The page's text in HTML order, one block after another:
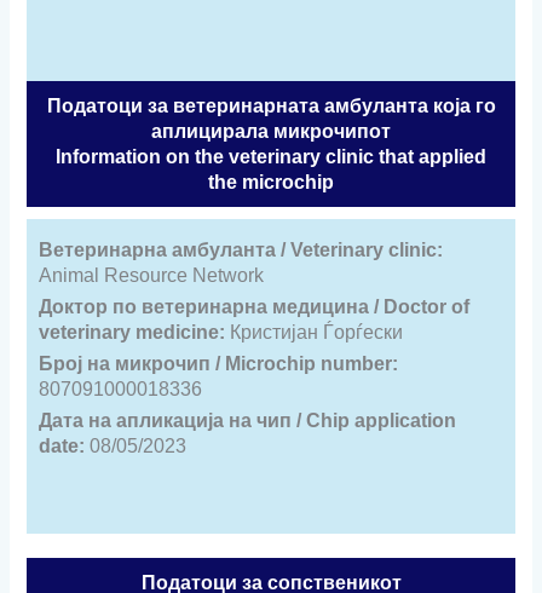
Податоци за ветеринарната амбуланта која го
аплицирала микрочипот
Information on the veterinary clinic that applied
the microchip
Ветеринарна амбуланта / Veterinary clinic:
Animal Resource Network
Доктор по ветеринарна медицина / Doctor of
veterinary medicine: Кристијан Ѓорѓески
Број на микрочип / Microchip number:
807091000018336
Дата на апликација на чип / Chip application
date: 08/05/2023
Податоци за сопственикот